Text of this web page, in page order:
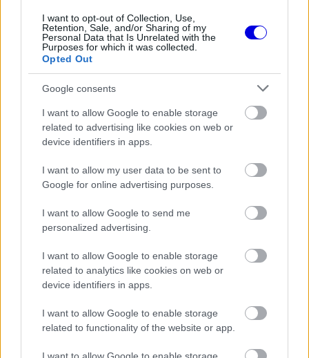
I want to opt-out of Collection, Use,
Retention, Sale, and/or Sharing of my
Personal Data that Is Unrelated with the
Purposes for which it was collected.
Opted Out
Google consents
I want to allow Google to enable storage
related to advertising like cookies on web or
device identifiers in apps.
I want to allow my user data to be sent to
Google for online advertising purposes.
I want to allow Google to send me
personalized advertising.
I want to allow Google to enable storage
related to analytics like cookies on web or
device identifiers in apps.
I want to allow Google to enable storage
related to functionality of the website or app.
szerelők, újságírók vagy az F1 Academy
versenyzői láthatók, hanem a pilóták partnerei. A
kritika lényege az volt, hogy a Forma–1-ben
EZEKET IS AJÁNLJUK
Rendkívül okos döntést hozott az
Aston Martin az F1-ben
FORMA-1
Óriási átalakulás a Ferrarinál,
miközben baljós árnyak vetülnek a
Holland Nagydíjra